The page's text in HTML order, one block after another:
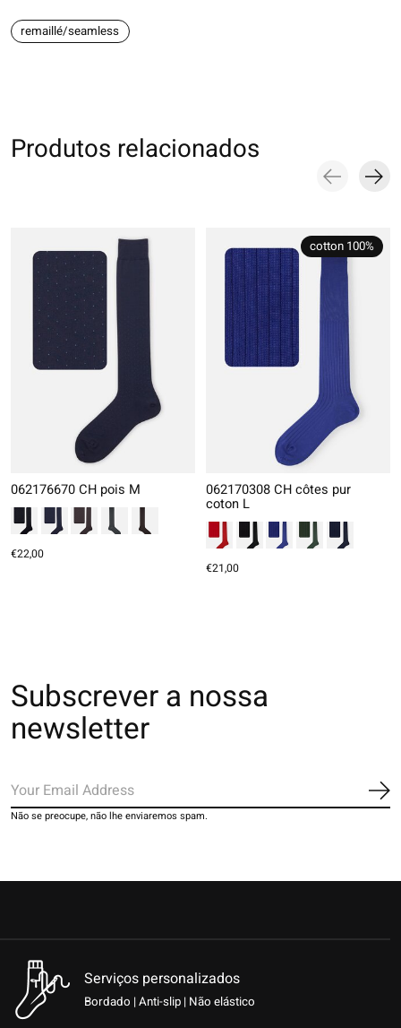
remaillé/seamless
Produtos relacionados
062176670 CH pois M
€22,00
cotton 100%
062170308 CH côtes pur
coton L
€21,00
Subscrever a nossa
newsletter
Não se preocupe, não lhe enviaremos spam.
Serviços personalizados
Bordado | Anti-slip | Não elástico